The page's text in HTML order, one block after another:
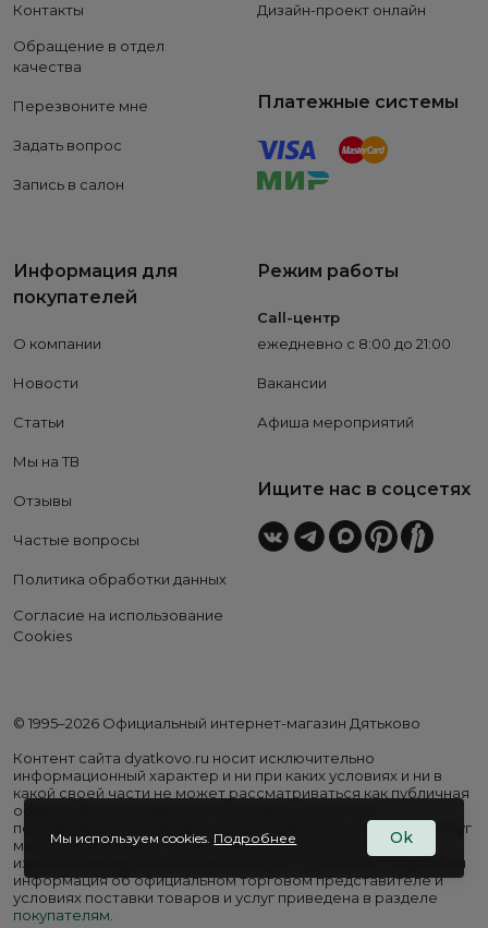
Контакты
Обращение в отдел
качества
Перезвоните мне
Задать вопрос
Запись в салон
Дизайн-проект онлайн
Платежные системы
Информация для
покупателей
О компании
Новости
Статьи
Мы на ТВ
Отзывы
Частые вопросы
Политика обработки данных
Согласие на использование
Cookies
Режим работы
Call-центр
ежедневно с 8:00 до 21:00
Вакансии
Афиша мероприятий
Ищите нас в соцсетях
© 1995–2026 Официальный интернет-магазин Дятьково
Контент сайта dyatkovo.ru носит исключительно
информационный характер и ни при каких условиях и ни в
какой своей части не может рассматриваться как публичная
оферта. Внешний вид, комплектация и стоимость
поставляемой продукции, а также перечень сервисных услуг
могут отличаться от представленных на сайте. Цены на
изделия варьируются в зависимости от региона. Подробная
информация об официальном торговом представителе и
условиях поставки товаров и услуг приведена в разделе
покупателям
Мы используем cookies. Подробнее Ok